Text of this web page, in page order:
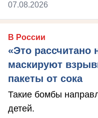
07.08.2026
В России
«Это
маскируют
пакеты от сока
Такие бомбы
детей.